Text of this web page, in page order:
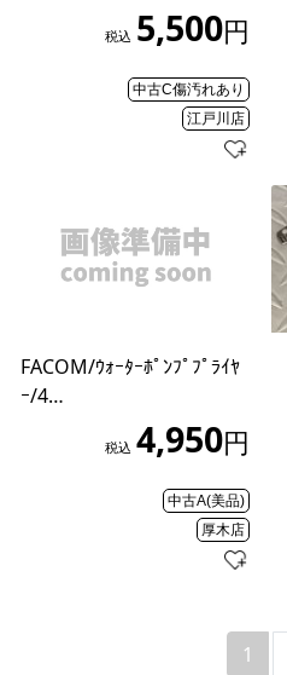
税込 5,500円
中古C傷汚れあり
江戸川店
FACOM/ｳｫｰﾀｰﾎﾟﾝﾌﾟﾌﾟﾗｲﾔ
ｰ/4…
税込 4,950円
中古A(美品)
厚木店
1